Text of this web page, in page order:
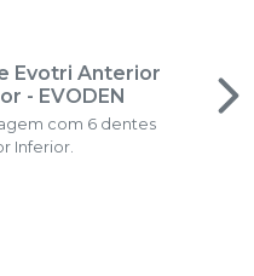
Evotri Anterior
- EVODEN
com 6 dentes
Inferior.